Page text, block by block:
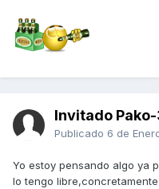
Invitado
Publicado 6 de
Yo estoy pensando algo ya
lo tengo